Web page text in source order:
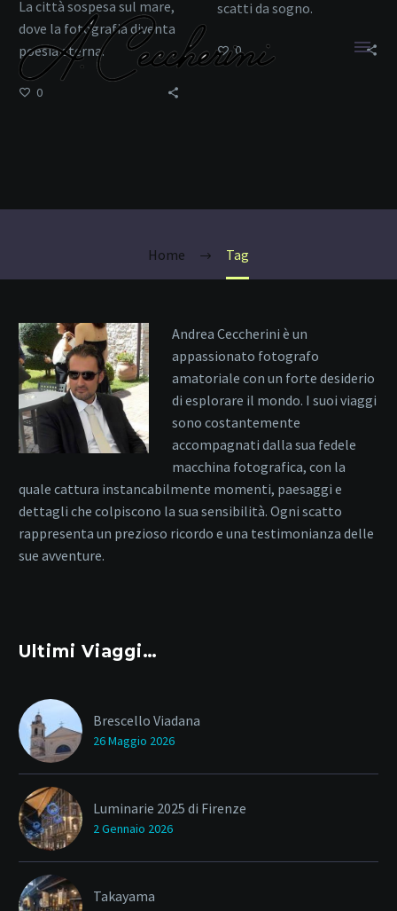
Home Tag
La città sospesa sul mare,
dove la fotografia diventa
poesia eterna.
0
scatti da sogno.
0
Andrea Ceccherini è un
appassionato fotografo
amatoriale con un forte desiderio
di esplorare il mondo. I suoi viaggi
sono costantemente
accompagnati dalla sua fedele
macchina fotografica, con la
quale cattura instancabilmente momenti, paesaggi e
dettagli che colpiscono la sua sensibilità. Ogni scatto
rappresenta un prezioso ricordo e una testimonianza delle
sue avventure.
Ultimi Viaggi…
Brescello Viadana
26 Maggio 2026
Luminarie 2025 di Firenze
2 Gennaio 2026
Takayama